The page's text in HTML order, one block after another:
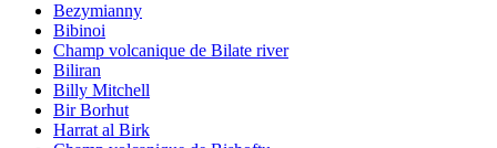
Bezymianny
Bibinoi
Champ volcanique de Bilate river
Biliran
Billy Mitchell
Bir Borhut
Harrat al Birk